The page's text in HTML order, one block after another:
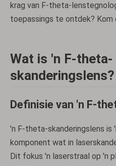
krag van F-theta-
toepassings te ontdek? Kom
Wat is 'n F-theta-
skanderingslens?
Definisie van 'n F-
'n F-theta-skanderingslens is
komponent wat in
Dit fokus 'n laserstraal op 'n